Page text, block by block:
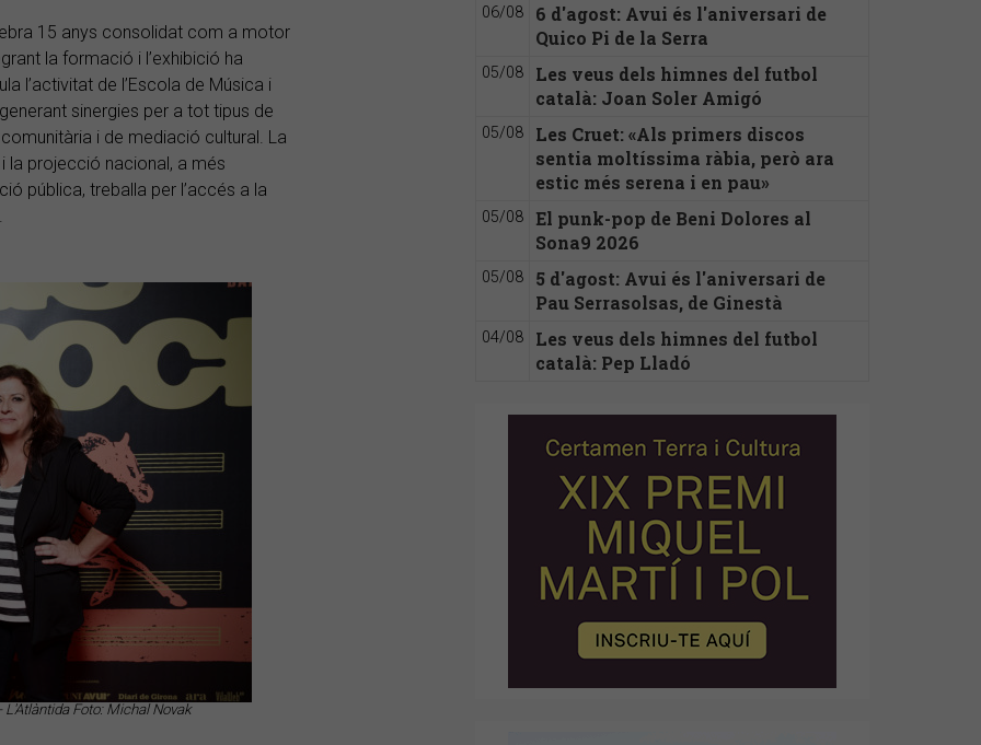
15 anys consolidat com a motor
la formació i l’exhibició ha
l’activitat de l’Escola de Música i
sinergies per a tot tipus de
i de mediació cultural. La
projecció nacional, a més
pública, treballa per l’accés a la
Foto: Michal Novak
06/08
6 d'agost: Avui és l'aniversari de
Quico Pi de la Serra
05/08
Les veus dels himnes del futbol
català: Joan Soler Amigó
05/08
Les Cruet: «Als primers discos
sentia moltíssima ràbia, però ara
estic més serena i en pau»
05/08
El punk-pop de Beni Dolores al
Sona9 2026
05/08
5 d'agost: Avui és l'aniversari de
Pau Serrasolsas, de Ginestà
04/08
Les veus dels himnes del futbol
català: Pep Lladó